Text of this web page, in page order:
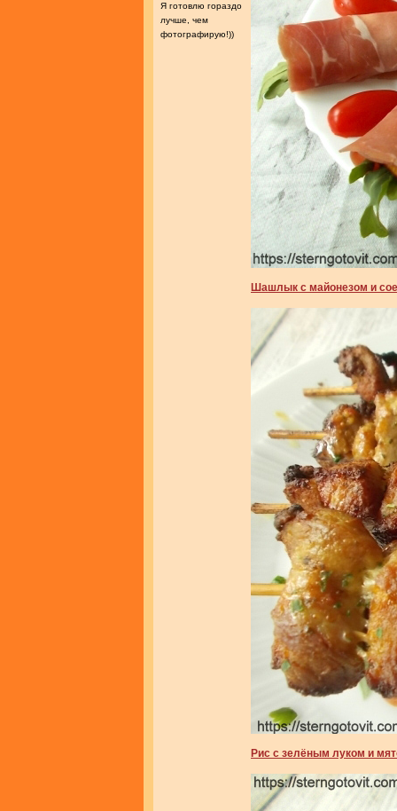
Я готовлю гораздо
лучше, чем
фотографирую!))
Шашлык с майонезом и
Рис с зелёным луком и